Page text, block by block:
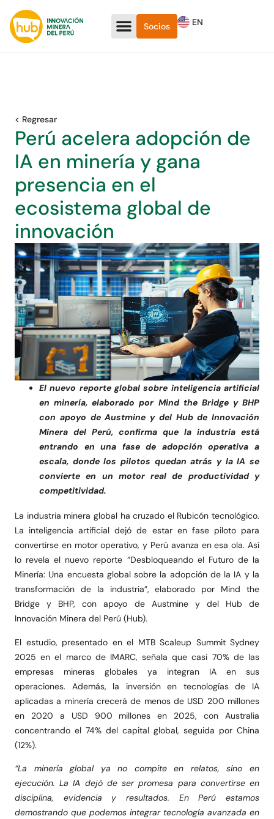
Socios EN
< Regresar
Perú acelera adopción de
IA en minería y gana
presencia en el
ecosistema global de
innovación
El nuevo reporte global sobre inteligencia artificial
en minería, elaborado por Mind the Bridge y BHP
con apoyo de Austmine y del Hub de Innovación
Minera del Perú, confirma que la industria está
entrando en una fase de adopción operativa a
escala, donde los pilotos quedan atrás y la IA se
convierte en un motor real de productividad y
competitividad.
La industria minera global ha cruzado el Rubicón tecnológico.
La inteligencia artificial dejó de estar en fase piloto para
convertirse en motor operativo, y Perú avanza en esa ola. Así
lo revela el nuevo reporte “Desbloqueando el Futuro de la
Minería: Una encuesta global sobre la adopción de la IA y la
transformación de la industria”, elaborado por Mind the
Bridge y BHP, con apoyo de Austmine y del Hub de
Innovación Minera del Perú (Hub).
El estudio, presentado en el MTB Scaleup Summit Sydney
2025 en el marco de IMARC, señala que casi 70% de las
empresas mineras globales ya integran IA en sus
operaciones. Además, la inversión en tecnologías de IA
aplicadas a minería crecerá de menos de USD 200 millones
en 2020 a USD 900 millones en 2025, con Australia
concentrando el 74% del capital global, seguida por China
(12%).
“La minería global ya no compite en relatos, sino en
ejecución. La IA dejó de ser promesa para convertirse en
disciplina, evidencia y resultados. En Perú estamos
demostrando que podemos integrar tecnología avanzada en